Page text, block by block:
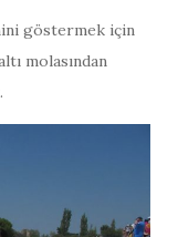
göstermek için
molasından